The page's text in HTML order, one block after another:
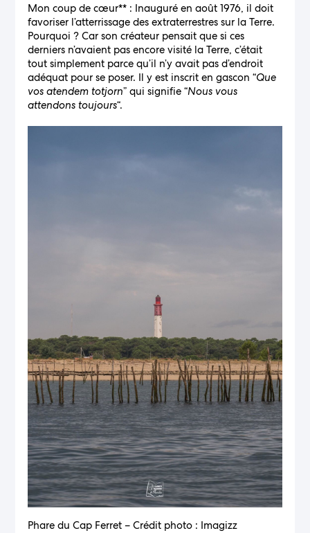
Mon coup de cœur** : Inauguré en août 1976, il doit
favoriser l’atterrissage des extraterrestres sur la Terre.
Pourquoi ? Car son créateur pensait que si ces
derniers n’avaient pas encore visité la Terre, c’était
tout simplement parce qu’il n’y avait pas d’endroit
adéquat pour se poser. Il y est inscrit en gascon “Que
vos atendem totjorn” qui signifie “Nous vous
attendons toujours“.
Phare du Cap Ferret – Crédit photo : Imagizz